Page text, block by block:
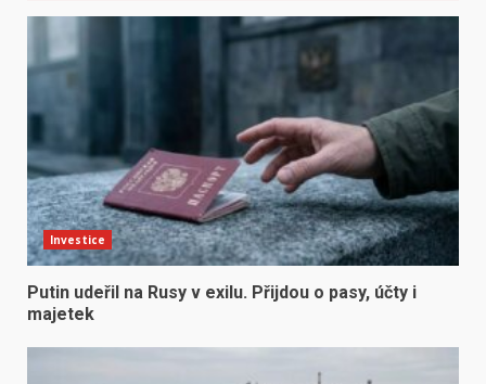
Investice
Putin udeřil na Rusy v exilu. Přijdou o pasy, účty i
majetek